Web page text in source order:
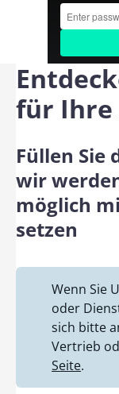
für Ihre
Füllen Sie
wir
möglich
setzen
Wenn Sie
oder
sich bitte
Vertrieb
Seite.